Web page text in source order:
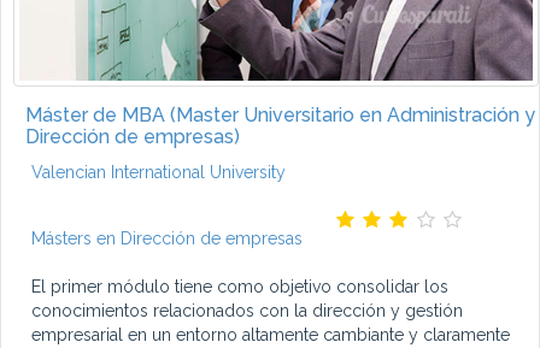
Máster de MBA (Master Universitario en Administración y
Dirección de empresas)
Valencian International University
Másters en Dirección de empresas
El primer módulo tiene como objetivo consolidar los
conocimientos relacionados con la dirección y gestión
empresarial en un entorno altamente cambiante y claramente